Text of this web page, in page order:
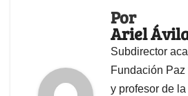
Por
Ariel
Subdirector
Fundación
y profesor de